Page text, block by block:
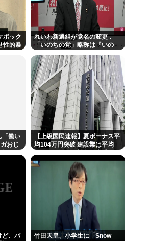
ンポケ斉藤慎二被告求刑懲役7年”に
性行為の許諾は取ったことありま
相互RSS
ボック
性的暴
れいわ新選組が党名の変更 、
「いのちの党」略称は『いの
に言及「ゴルゴ出馬確定」「党
首は決まり」
「働い
おじ
【上級国民速報】夏ボーナス平
均104万円突破 建設業は平均
社93万人、全就業者の1%強
ど、バ
竹田天皇、小学生に「Snow